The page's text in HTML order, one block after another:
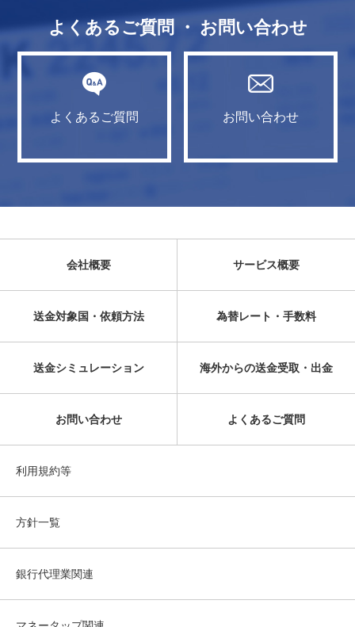
よくあるご質問 ・ お問い合わせ
よくあるご質問 お問い合わせ
会社概要 サービス概要
送金対象国・依頼方法 為替レート・手数料
送金シミュレーション 海外からの送金受取・出金
お問い合わせ よくあるご質問
利用規約等
方針一覧
銀行代理業関連